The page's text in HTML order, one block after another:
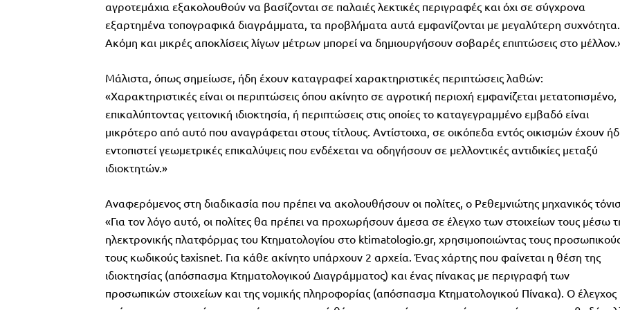
αγροτεμάχια εξακολουθούν να βασίζονται σε παλαιές λεκτικές περιγραφές και όχι σε σύγχρονα
εξαρτημένα τοπογραφικά διαγράμματα, τα προβλήματα αυτά εμφανίζονται με μεγαλύτερη συχνότητα.
Ακόμη και μικρές αποκλίσεις λίγων μέτρων μπορεί να δημιουργήσουν σοβαρές επιπτώσεις στο
Μάλιστα, όπως σημείωσε, ήδη έχουν καταγραφεί χαρακτηριστικές περιπτώσεις λαθών:
«Χαρακτηριστικές είναι οι περιπτώσεις όπου ακίνητο σε αγροτική περιοχή εμφανίζεται μετατοπισμένο,
επικαλύπτοντας γειτονική ιδιοκτησία, ή περιπτώσεις στις οποίες το καταγεγραμμένο εμβαδό είναι
μικρότερο από αυτό που αναγράφεται στους τίτλους. Αντίστοιχα, σε οικόπεδα εντός οικισμών έχουν
εντοπιστεί γεωμετρικές επικαλύψεις που ενδέχεται να οδηγήσουν σε μελλοντικές αντιδικίες μεταξύ
ιδιοκτητών.»
Αναφερόμενος στη διαδικασία που πρέπει να ακολουθήσουν οι πολίτες, ο Ρεθεμνιώτης μηχανικός
«Για τον λόγο αυτό, οι πολίτες θα πρέπει να προχωρήσουν άμεσα σε έλεγχο των στοιχείων τους μέσω
ηλεκτρονικής πλατφόρμας του Κτηματολογίου στο ktimatologio.gr, χρησιμοποιώντας τους
τους κωδικούς taxisnet. Για κάθε ακίνητο υπάρχουν 2 αρχεία. Ένας χάρτης που φαίνεται η θέση της
ιδιοκτησίας (απόσπασμα Κτηματολογικού Διαγράμματος) και ένας πίνακας με περιγραφή των
προσωπικών στοιχείων και της νομικής πληροφορίας (απόσπασμα Κτηματολογικού Πίνακα). Ο έλεγχος